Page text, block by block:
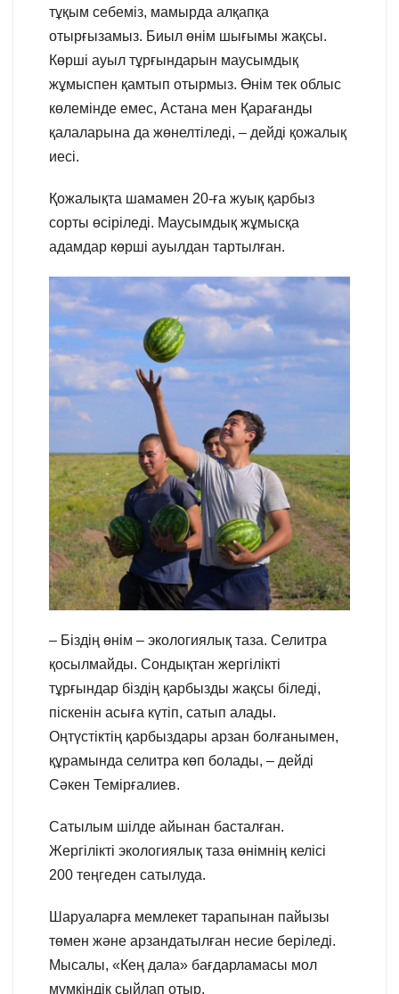
тұқым себеміз, мамырда алқапқа
отырғызамыз. Биыл өнім шығымы жақсы.
Көрші ауыл тұрғындарын маусымдық
жұмыспен қамтып отырмыз. Өнім тек облыс
көлемінде емес, Астана мен Қарағанды
қалаларына да жөнелтіледі, – дейді қожалық
иесі.
Қожалықта шамамен 20-ға жуық қарбыз
сорты өсіріледі. Маусымдық жұмысқа
адамдар көрші ауылдан тартылған.
– Біздің өнім – экологиялық таза. Селитра
қосылмайды. Сондықтан жергілікті
тұрғындар біздің қарбызды жақсы біледі,
піскенін асыға күтіп, сатып алады.
Оңтүстіктің қарбыздары арзан болғанымен,
құрамында селитра көп болады, – дейді
Сәкен Темірғалиев.
Сатылым шілде айынан басталған.
Жергілікті экологиялық таза өнімнің келісі
200 теңгеден сатылуда.
Шаруаларға мемлекет тарапынан пайызы
төмен және арзандатылған несие беріледі.
Мысалы, «Кең дала» бағдарламасы мол
мүмкіндік сыйлап отыр.